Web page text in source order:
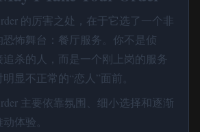
的厉害之处，在于它选了一个非
怖舞台：餐厅服务。你不是侦
杀的人，而是一个刚上岗的服务
显不正常的“恋人”面前。
主要依靠氛围、细小选择和逐渐
体验。